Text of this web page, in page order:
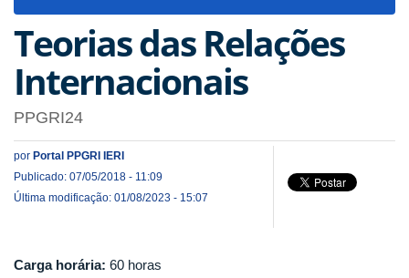
Teorias das Relações
Internacionais
PPGRI24
por Portal PPGRI IERI
Publicado: 07/05/2018 - 11:09
Última modificação: 01/08/2023 - 15:07
Carga horária: 60 horas